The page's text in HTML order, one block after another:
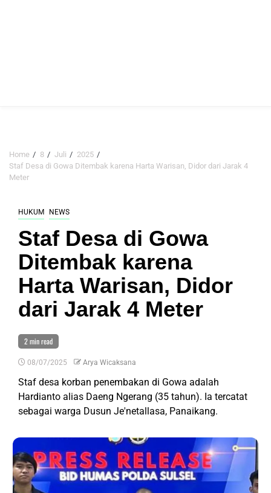
Home 8 Juli
2025
Staf Desa di Gowa Ditembak karena Harta Warisan, Didor dari Jarak 4
Meter
HUKUM NEWS
Staf Desa di Gowa
Ditembak karena
Harta Warisan, Didor
dari Jarak 4 Meter
2 min read
08/07/2025 Arya Wicaksana
Staf desa korban penembakan di Gowa adalah
Hardianto alias Daeng Ngerang (35 tahun). Ia tercatat
sebagai warga Dusun Je'netallasa, Panaikang.